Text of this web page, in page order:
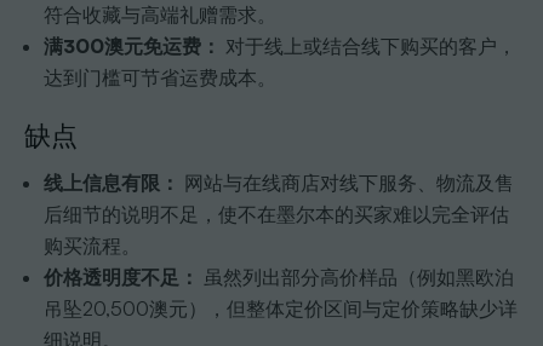
符合收藏与高端礼赠需求。
满300澳元免运费： 对于线上或结合线下购买的客户，
达到门槛可节省运费成本。
缺点
线上信息有限： 网站与在线商店对线下服务、物流及售
后细节的说明不足，使不在墨尔本的买家难以完全评估
购买流程。
价格透明度不足： 虽然列出部分高价样品（例如黑欧泊
吊坠20,500澳元），但整体定价区间与定价策略缺少详
细说明。